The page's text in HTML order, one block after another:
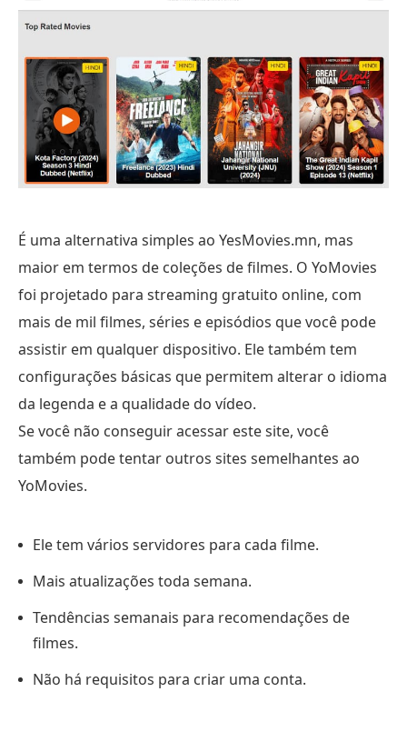
É uma alternativa simples ao YesMovies.mn, mas
maior em termos de coleções de filmes. O YoMovies
foi projetado para streaming gratuito online, com
mais de mil filmes, séries e episódios que você pode
assistir em qualquer dispositivo. Ele também tem
configurações básicas que permitem alterar o idioma
da legenda e a qualidade do vídeo.
Se você não conseguir acessar este site, você
também pode tentar outros sites semelhantes ao
YoMovies.
Ele tem vários servidores para cada filme.
Mais atualizações toda semana.
Tendências semanais para recomendações de
filmes.
Não há requisitos para criar uma conta.